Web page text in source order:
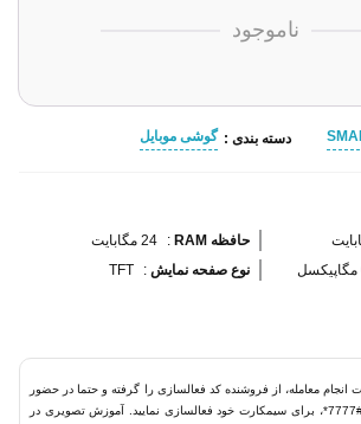
ناموجود
دسته بندی : گوشی موبایل
حافظه RAM :
24 مگابایت
نوع صفحه نمایش :
TFT
انجام معامله، از فروشنده کد فعالسازی را گرفته و حتما در حضور
ایشان، دستگاه را از طریق #7777*، برای سیمکارت خود فعالسازی نمایید. آموزش تصویری در